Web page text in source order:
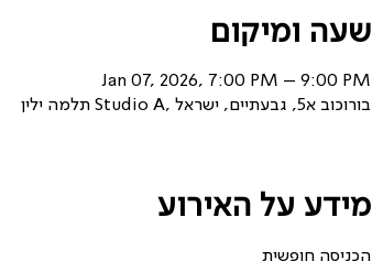
שעה ומיקום
Jan 07, 2026, 7:00 PM – 9:00 PM
תלמה ילין Studio A, בורוכוב א5, גבעתיים, ישראל
מידע על האירוע
הכניסה חופשית